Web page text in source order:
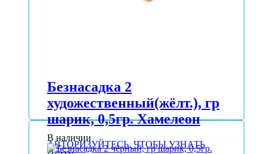
Безнасадка 2
художественный(жёлт.), гр
шарик, 0,5гр. Хамелеон
АВТОРИЗУЙТЕСЬ, ЧТОБЫ УЗНАТЬ
В наличии